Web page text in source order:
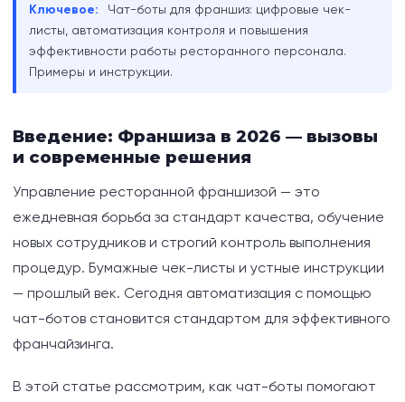
современные решения
Почему франшизы выбирают автоматизацию:
выгоды и тренды
процесс
Примеры внедрения: чат-боты в реальных
франшизах
Структура идеального чек-листа для
Адаптация и обучение новых сотрудников через
чат-бота
ROI автоматизации чек-листов: цифры и
Ключевое:
Чат-боты для франшиз: цифровые чек-
листы, автоматизация контроля и повышения
эффективности работы ресторанного персонала.
Примеры и инструкции.
Введение: Франшиза в 2026 — вызовы
и современные решения
Управление ресторанной франшизой — это
ежедневная борьба за стандарт качества, обучение
новых сотрудников и строгий контроль выполнения
процедур. Бумажные чек-листы и устные инструкции
— прошлый век. Сегодня автоматизация с помощью
чат-ботов становится стандартом для эффективного
франчайзинга.
В этой статье рассмотрим, как чат-боты помогают